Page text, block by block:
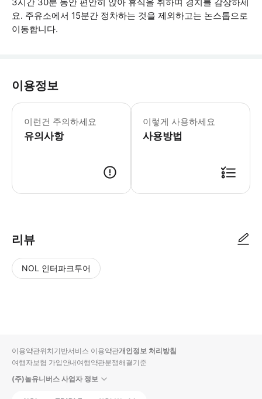
요. 주유소에서 15분간 정차하는 것을 제외하고는 논스톱으로
이동합니다.
이용정보
이런건 주의하세요
유의사항
* 소요시간 : 210분 (옵션에 따라 소요
이렇게 사용하세요
사용방법
리뷰
NOL 인터파크투어
입니
다.
순
상
이용약관위치기반서비스 이용약관개인정보 처리방침
여행자보험 가입안내여행약관분쟁해결기준
(주)놀유니버스 사업자 정보